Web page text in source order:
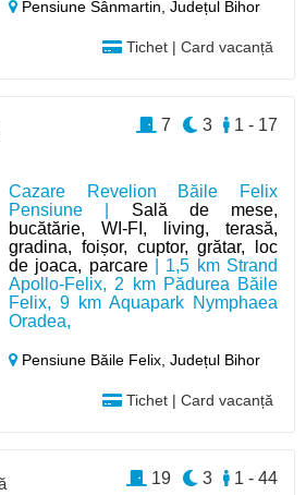
Pensiune Sânmartin,Județul Bihor
Tichet | Card vacanță
Cazare Revelion Băile Felix
Pensiune | Sală de mese,
bucătărie, WI-FI, living, terasă,
gradina, foișor, cuptor, grătar, loc
de joaca, parcare| 1,5 km Strand
Apollo-Felix, 2 km Pădurea Băile
Felix, 9 km Aquapark Nymphaea
Oradea,
Pensiune Băile Felix,Județul Bihor
Tichet | Card vacanță
1 - 17
3
7
1 - 44
3
19